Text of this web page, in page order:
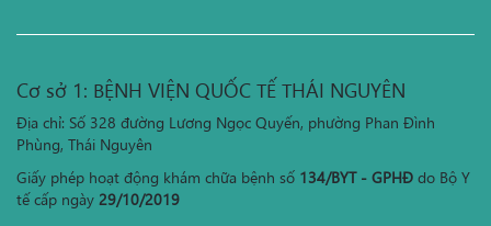
Cơ sở 1: BỆNH VIỆN QUỐC TẾ THÁI NGUYÊN
Địa chỉ: Số 328 đường Lương Ngọc Quyến, phường Phan Đình
Phùng, Thái Nguyên
Giấy phép hoạt động khám chữa bệnh số 134/BYT - GPHĐ do Bộ Y
tế cấp ngày 29/10/2019